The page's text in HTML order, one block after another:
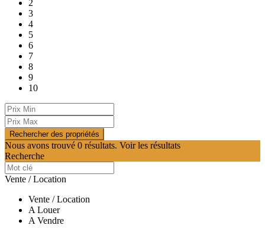
2
3
4
5
6
7
8
9
10
Nous avons trouvé 0 résultats. Voir les résultats
Recherche
Vente / Location
Vente / Location
A Louer
A Vendre